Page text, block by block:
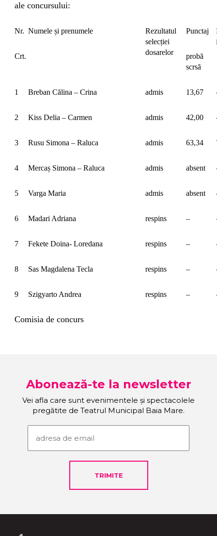
ale concursului:
Nr.
Crt.
Numele și prenumele
Rezultatul
selecției
dosarelor
Punctaj
probă
scrsă
1 Breban Călina – Crina admis 13,67
2 Kiss Delia – Carmen admis 42,00
3 Rusu Simona – Raluca admis 63,34
4 Mercaș Simona – Raluca admis absent
5 Varga Maria admis absent
6 Madari Adriana respins –
7 Fekete Doina- Loredana respins –
8 Sas Magdalena Tecla respins –
9 Szigyarto Andrea respins –
Comisia de concurs
Abonează-te la newsletter
Vei afla care sunt evenimentele și spectacolele
pregătite de Teatrul Municipal Baia Mare.